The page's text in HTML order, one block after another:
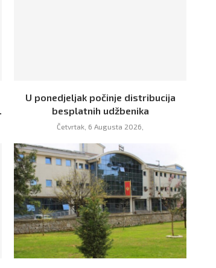
U ponedjeljak počinje distribucija
besplatnih udžbenika
Četvrtak, 6 Augusta 2026,